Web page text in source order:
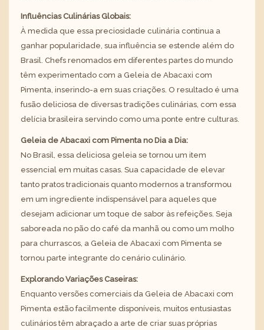
Influências Culinárias Globais:
À medida que essa preciosidade culinária continua a
ganhar popularidade, sua influência se estende além do
Brasil. Chefs renomados em diferentes partes do mundo
têm experimentado com a Geleia de Abacaxi com
Pimenta, inserindo-a em suas criações. O resultado é uma
fusão deliciosa de diversas tradições culinárias, com essa
delícia brasileira servindo como uma ponte entre culturas.
Geleia de Abacaxi com Pimenta no Dia a Dia:
No Brasil, essa deliciosa geleia se tornou um item
essencial em muitas casas. Sua capacidade de elevar
tanto pratos tradicionais quanto modernos a transformou
em um ingrediente indispensável para aqueles que
desejam adicionar um toque de sabor às refeições. Seja
saboreada no pão do café da manhã ou como um molho
para churrascos, a Geleia de Abacaxi com Pimenta se
tornou parte integrante do cenário culinário.
Explorando Variações Caseiras:
Enquanto versões comerciais da Geleia de Abacaxi com
Pimenta estão facilmente disponíveis, muitos entusiastas
culinários têm abraçado a arte de criar suas próprias